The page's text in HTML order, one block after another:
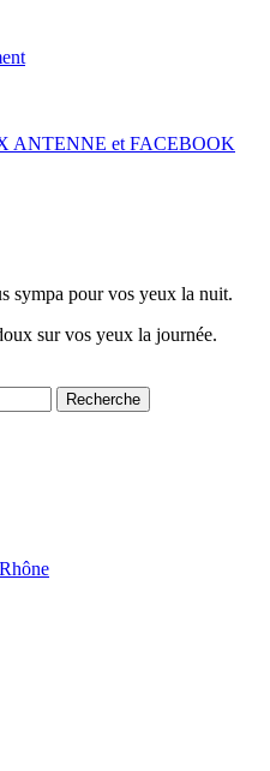
ANTENNE et FACEBOOK
sympa pour vos yeux la nuit.
sur vos yeux la journée.
Recherche